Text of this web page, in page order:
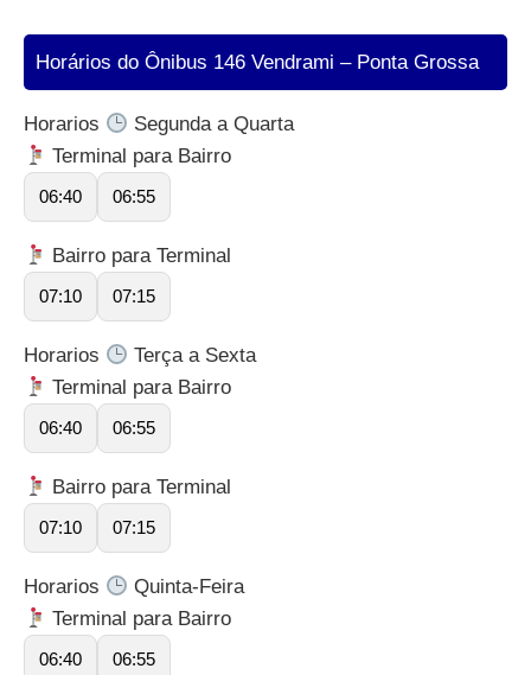
Horários do Ônibus 146 Vendrami – Ponta Grossa
Horarios
Segunda a Quarta
Terminal para Bairro
06:40 06:55
Bairro para Terminal
07:10 07:15
Horarios
Terça a Sexta
Terminal para Bairro
06:40 06:55
Bairro para Terminal
07:10 07:15
Horarios
Quinta-Feira
Terminal para Bairro
06:40 06:55